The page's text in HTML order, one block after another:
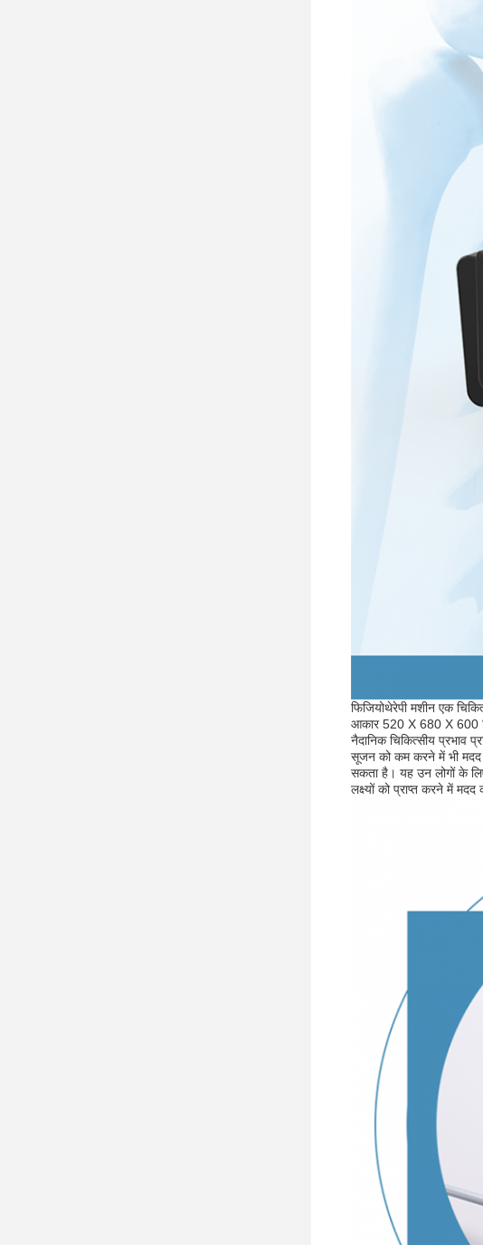
फिजियोथेरेपी मशीन एक
आकार 520 X 680 X 600
नैदानिक चिकित्सीय प्रभाव
सूजन को कम करने में भी मदद
सकता है। यह उन लोगों के
लक्ष्यों को प्राप्त करने में मदद